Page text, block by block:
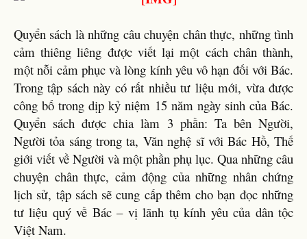
Quyển sách là những câu chuyện chân thực, những tình
cảm thiêng liêng được viết lại một cách chân thành,
một nỗi cảm phục và lòng kính yêu vô hạn đối với Bác.
Trong tập sách này có rất nhiều tư liệu mới, vừa được
công bố trong dịp kỷ niệm 15 năm ngày sinh của Bác.
Quyển sách được chia làm 3 phần: Ta bên Người,
Người tỏa sáng trong ta, Văn nghệ sĩ với Bác Hồ, Thế
giới viết về Người và một phần phụ lục. Qua những câu
chuyện chân thực, cảm động của những nhân chứng
lịch sử, tập sách sẽ cung cấp thêm cho bạn đọc những
tư liệu quý về Bác – vị lãnh tụ kính yêu của dân tộc
Việt Nam.